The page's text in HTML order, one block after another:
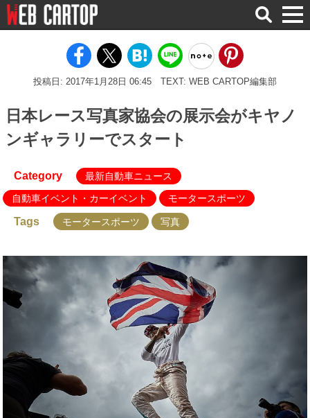
検
索
投稿日: 2017年1月28日 06:45 TEXT: WEB CARTOP編集部
日本レース写真家協会の展示会がキヤノ
ンギャラリーでスタート
Category
最新自動車ニュース
自動車イベント・カーイベント
モータースポーツ
Tags モータースポーツ 写真